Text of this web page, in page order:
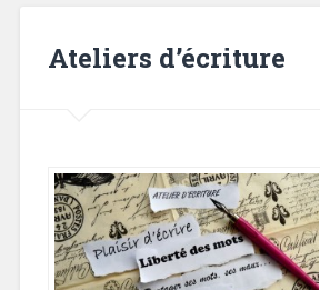
Ateliers d’écriture